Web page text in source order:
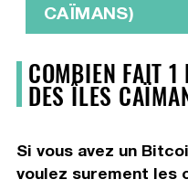
CAÏMANS)
COMBIEN FAIT
DES ÎLES
Si vous avez un
voulez surement les